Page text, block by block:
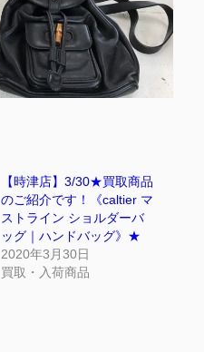
【時津店】3/30★買取商品
のご紹介です！《caltier マ
ストライン ショルダーバ
ッグ｜ハンドバッグ》★
2020年3月30日
買取・入荷商品